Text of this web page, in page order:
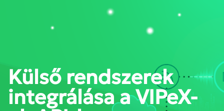
PORTÁL BELÉPÉS
Külső rendszerek
integrálása a VIPeX-